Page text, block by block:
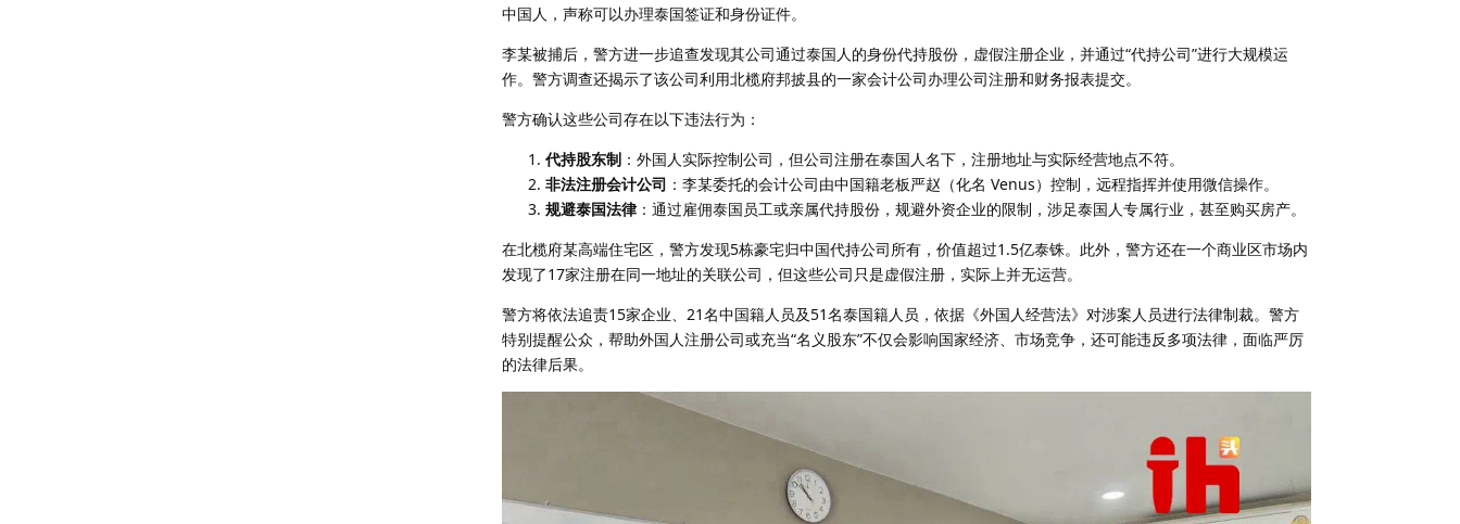
中国人，声称可以办理泰国签证和身份证件。
李某被捕后，警方进一步追查发现其公司通过泰国人的身份代持股份，虚假注册企业，并通过“代持公司”进行大规模运
作。警方调查还揭示了该公司利用北榄府邦披县的一家会计公司办理公司注册和财务报表提交。
警方确认这些公司存在以下违法行为：
代持股东制 ：外国人实际控制公司，但公司注册在泰国人名下，注册地址与实际经营地点不符。
非法注册会计公司 ：李某委托的会计公司由中国籍老板严赵（化名 Venus）控制，远程指挥并使用微信操作。
规避泰国法律：通过雇佣泰国员工或亲属代持股份，规避外资企业的限制，涉足泰国人专属行业，甚至购买房产。
在北榄府某高端住宅区，警方发现5栋豪宅归中国代持公司所有，价值超过1.5亿泰铢。此外，警方还在一个商业区市场内
发现了17家注册在同一地址的关联公司，但这些公司只是虚假注册，实际上并无运营。
警方将依法追责15家企业、21名中国籍人员及51名泰国籍人员，依据《外国人经营法》对涉案人员进行法律制裁。警方
特别提醒公众，帮助外国人注册公司或充当“名义股东”不仅会影响国家经济、市场竞争，还可能违反多项法律，面临严厉
的法律后果。